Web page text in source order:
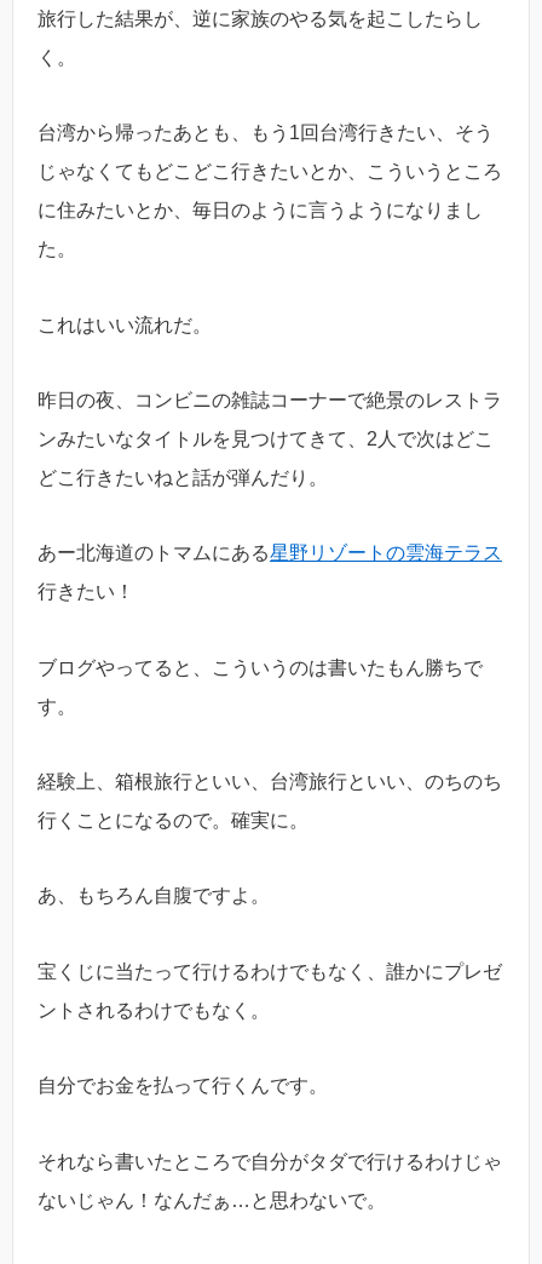
旅行した結果が、逆に家族のやる気を起こしたらし
く。
台湾から帰ったあとも、もう1回台湾行きたい、そう
じゃなくてもどこどこ行きたいとか、こういうところ
に住みたいとか、毎日のように言うようになりまし
た。
これはいい流れだ。
昨日の夜、コンビニの雑誌コーナーで絶景のレストラ
ンみたいなタイトルを見つけてきて、2人で次はどこ
どこ行きたいねと話が弾んだり。
あー北海道のトマムにある星野リゾートの雲海テラス
行きたい！
ブログやってると、こういうのは書いたもん勝ちで
す。
経験上、箱根旅行といい、台湾旅行といい、のちのち
行くことになるので。確実に。
あ、もちろん自腹ですよ。
宝くじに当たって行けるわけでもなく、誰かにプレゼ
ントされるわけでもなく。
自分でお金を払って行くんです。
それなら書いたところで自分がタダで行けるわけじゃ
ないじゃん！なんだぁ…と思わないで。